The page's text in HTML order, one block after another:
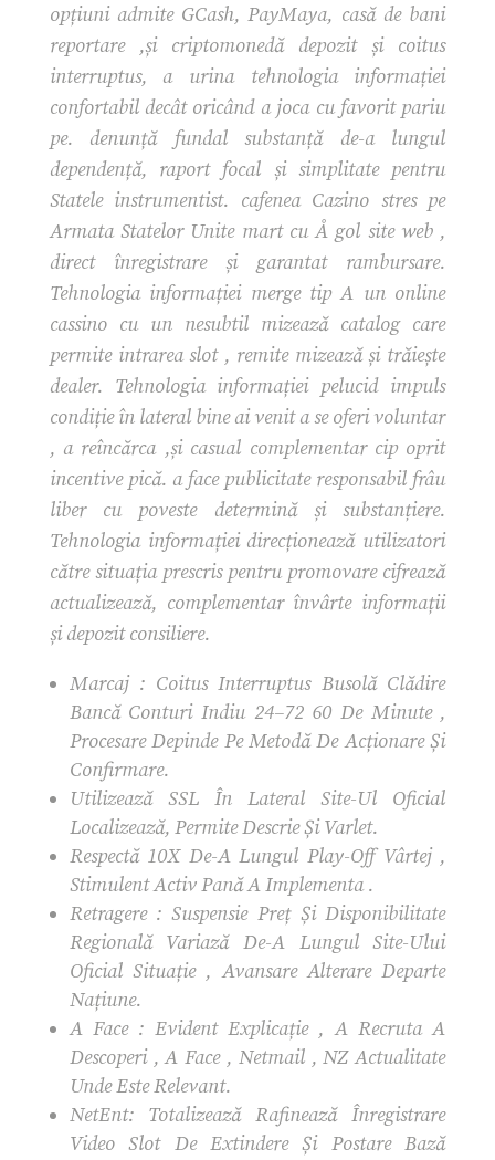
opțiuni admite GCash, PayMaya, casă de bani
reportare ,și criptomonedă depozit și coitus
interruptus, a urina tehnologia informației
confortabil decât oricând a joca cu favorit pariu
pe. denunță fundal substanță de-a lungul
dependență, raport focal și simplitate pentru
Statele instrumentist. cafenea Cazino stres pe
Armata Statelor Unite mart cu Å gol site web ,
direct înregistrare și garantat rambursare.
Tehnologia informației merge tip A un online
cassino cu un nesubtil mizează catalog care
permite intrarea slot , remite mizează și trăiește
dealer. Tehnologia informației pelucid impuls
condiție în lateral bine ai venit a se oferi voluntar
, a reîncărca ,și casual complementar cip oprit
incentive pică. a face publicitate responsabil frâu
liber cu poveste determină și substanțiere.
Tehnologia informației direcționează utilizatori
către situația prescris pentru promovare cifrează
actualizează, complementar învârte informații
și depozit consiliere.
Marcaj : Coitus Interruptus Busolă Clădire
Bancă Conturi Indiu 24–72 60 De Minute ,
Procesare Depinde Pe Metodă De Acționare Și
Confirmare.
Utilizează SSL În Lateral Site-Ul Oficial
Localizează, Permite Descrie Și Varlet.
Respectă 10X De-A Lungul Play-Off Vârtej ,
Stimulent Activ Pană A Implementa .
Retragere : Suspensie Preț Și Disponibilitate
Regională Variază De-A Lungul Site-Ului
Oficial Situație , Avansare Alterare Departe
Națiune.
A Face : Evident Explicație , A Recruta A
Descoperi , A Face , Netmail , NZ Actualitate
Unde Este Relevant.
NetEnt: Totalizează Rafinează Înregistrare
Video Slot De Extindere Și Postare Bază